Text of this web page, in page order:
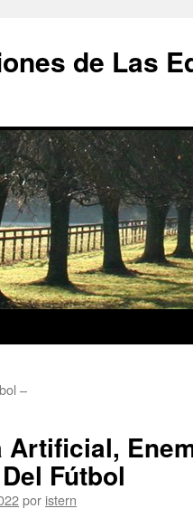
de Las
–
Artificial,
Fútbol
por istern